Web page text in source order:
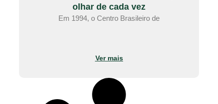
olhar de cada vez
Em 1994, o Centro Brasileiro de
Ver mais